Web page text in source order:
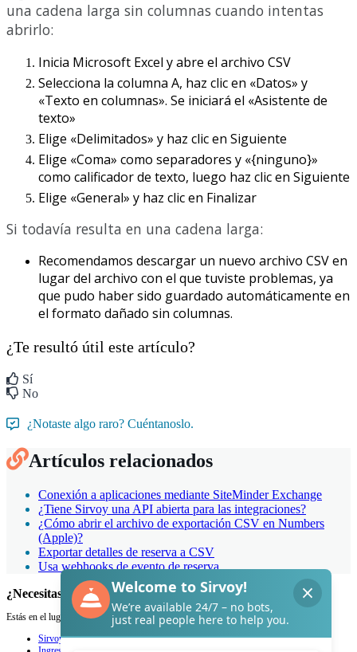
una cadena larga sin columnas cuando intentas
abrirlo:
Inicia Microsoft Excel yabre el archivo CSV
Selecciona la columna A, haz clicen «Datos» y
«Texto en columnas». Se iniciará el «Asistente de
texto»
Elige «Delimitados» y haz clicen Siguiente
Elige «Coma» como separadores y «{ninguno}»
como calificadorde texto, luego haz clicen Siguiente
Elige «General» y haz clicen Finalizar
Si todavía resulta en una cadena larga:
Recomendamos descargar un nuevo archivo CSVen
lugardel archivo con el que tuviste problemas, ya
que pudo habersido guardado automáticamente en
el formato dañado sin columnas.
¿Te resultó útil este artículo?
Sí
No
¿Notaste algo raro? Cuéntanoslo.
Artículos relacionados
Conexión a aplicaciones mediante SiteMinder Exchange
¿Tiene Sirvoy una API abierta para las integraciones?
¿Cómo abrir el archivo de exportación CSV en Numbers
(Apple)?
Exportar detalles de reserva a CSV
Usa webhooks de evento de reserva
¿Necesitas ayuda con Sirvoy?
Estás en el lugar adecuado.
Sirvoy